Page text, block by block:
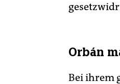
Orbán
Bei ihrem